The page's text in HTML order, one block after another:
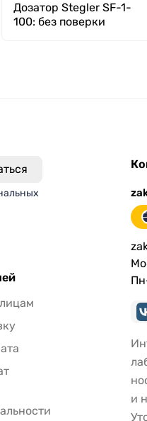
Дозатор Stegler SF-1-
100: без поверки
и